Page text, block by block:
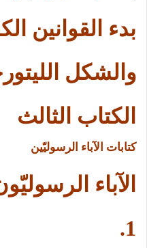
بدء القوانين
والشكل
الكتاب الثالث
كتابات الآباء الرسوليّين
الآباء
1.